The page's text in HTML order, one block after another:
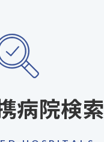
病院検索